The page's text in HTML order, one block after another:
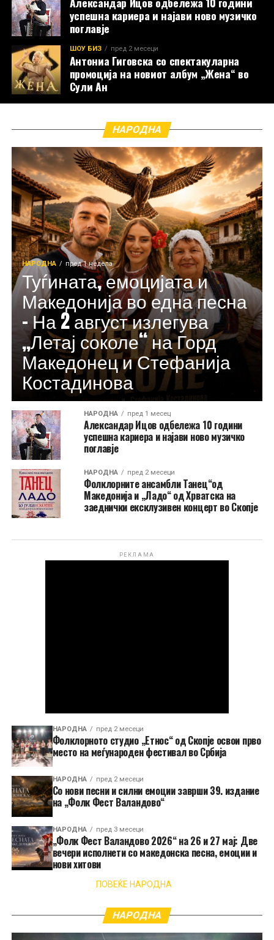
успешна кариера и најави ново музичко
поглавје
ШОУ БИЗ пред 2 месеци
Антониа Гиговска со спектакуларна
промоција на новиот албум „Жена“ во
Сули Ан
НАРОДНА
НАРОДНА пред 1 недела
Туѓината, емоцијата и
Македонија во една песна
– На 2 август излегува
„Летај соколе“ на Горд
Македонец и Стефанија
Костадинова
НАРОДНА пред 1 месец
Александар Ицов одбележа 10 години
успешна кариера и најави ново музичко
поглавје
НАРОДНА пред 2 месеци
Фолклорните ансамбли Танец“од
Македонија и „Ладо“ од Хрватска на
заеднички ексклузивен концерт во Скопје
РЕКЛАМА
НАРОДНА пред 2 месеци
Фолклорното студио „Етнос“ од Скопје освои прво
место на меѓународен фестивал во Србија
НАРОДНА пред 2 месеци
Со нови песни и силни емоции заврши 39. издание
на „Фолк Фест Валандово“
НАРОДНА пред 3 месеци
„Фолк Фест Валандово 2026“ на 26 и 27 мај: Две
вечери исполнети со македонска песна, емоции и
нови хитови
ПОВЕЌЕ НАРОДНА
НАРОДНА